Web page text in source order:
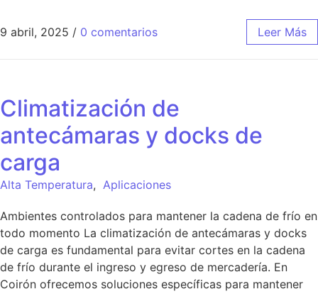
9 abril, 2025 / 0 comentarios Leer Más
Climatización de
antecámaras y docks de
carga
Alta Temperatura, Aplicaciones
Ambientes controlados para mantener la cadena de frío en
todo momento La climatización de antecámaras y docks
de carga es fundamental para evitar cortes en la cadena
de frío durante el ingreso y egreso de mercadería. En
Coirón ofrecemos soluciones específicas para mantener